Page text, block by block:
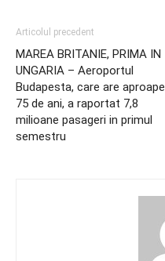
Articolul precedent
MAREA BRITANIE, PRIMA IN
UNGARIA – Aeroportul
Budapesta, care are aproape
75 de ani, a raportat 7,8
milioane pasageri in primul
semestru